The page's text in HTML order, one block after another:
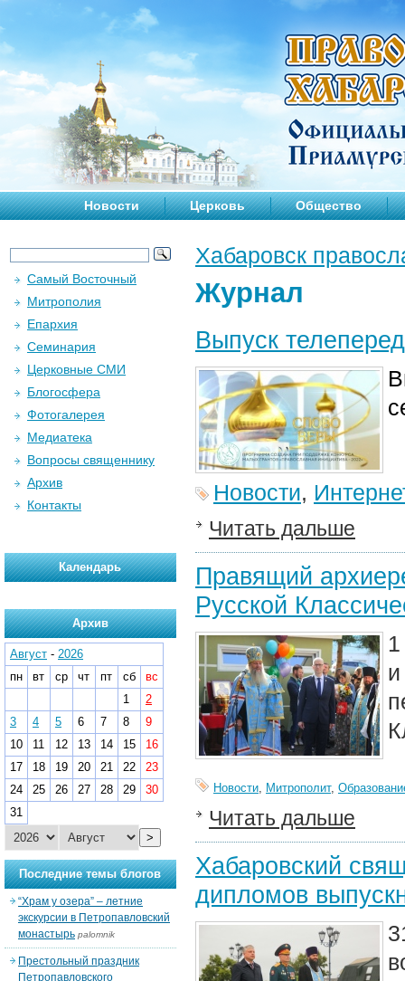
Новости Церковь Общество
Хабаровск
Журнал
Выпуск
Новости,
Читать дальше
Правящий
Русской
Новости, Митрополит,
Читать дальше
Хабаровский
дипломов
Самый Восточный
Митрополия
Епархия
Семинария
Церковные СМИ
Блогосфера
Фотогалерея
Медиатека
Вопросы священнику
Архив
Контакты
Календарь
Архив
Август - 2026
пн
вт ср чт пт сб
вс
1
2
3
4 5 6 7 8
9
10
11 12 13 14 15
16
17
18 19 20 21 22
23
24
25 26 27 28 29
30
31
>
Последние темы блогов
“Храм у озера” – летние
экскурсии в Петропавловский
монастырь palomnik
Престольный праздник
Петропавловского